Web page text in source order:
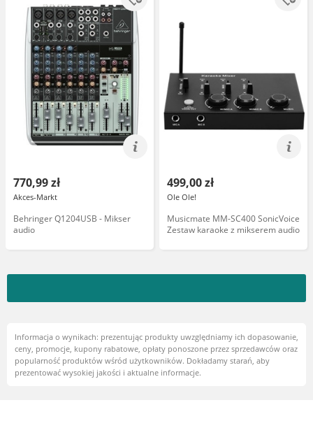
770,99 zł
Akces-Markt
Behringer Q1204USB - Mikser
audio
499,00 zł
Ole Ole!
Musicmate MM-SC400 SonicVoice
Zestaw karaoke z mikserem audio
Informacja o wynikach: prezentując produkty uwzględniamy ich dopasowanie,
ceny, promocje, kupony rabatowe, opłaty ponoszone przez sprzedawców oraz
popularność produktów wśród użytkowników. Dokładamy starań, aby
prezentować wysokiej jakości i aktualne informacje.